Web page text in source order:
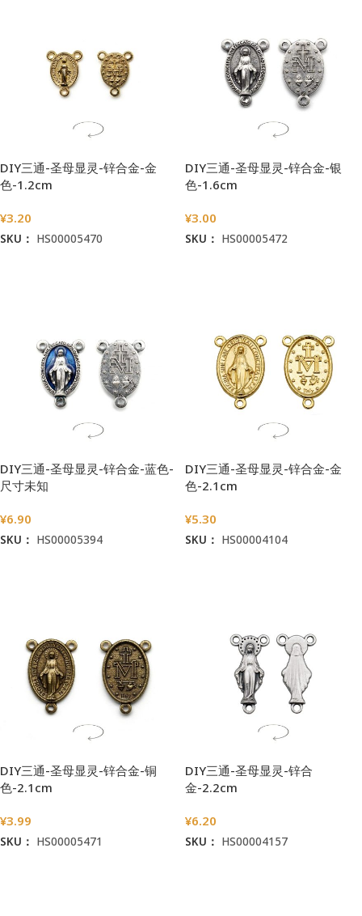
DIY三通-圣母显灵-锌合金-金
色-1.2cm
¥3.20
SKU： HS00005470
DIY三通-圣母显灵-锌合金-银
色-1.6cm
¥3.00
SKU： HS00005472
DIY三通-圣母显灵-锌合金-蓝色-
尺寸未知
¥6.90
SKU： HS00005394
DIY三通-圣母显灵-锌合金-金
色-2.1cm
¥5.30
SKU： HS00004104
DIY三通-圣母显灵-锌合金-铜
色-2.1cm
¥3.99
SKU： HS00005471
DIY三通-圣母显灵-锌合
金-2.2cm
¥6.20
SKU： HS00004157